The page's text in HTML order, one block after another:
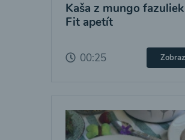
Kaša z mungo
Fit apetít
00:25